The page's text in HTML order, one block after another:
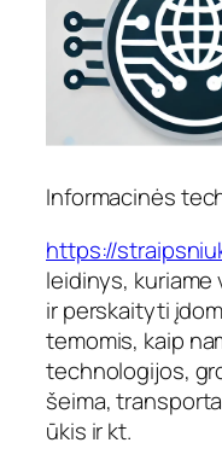
Informacinės
https://
leidinys,
ir perskaityti
temomis, kaip
technologijos,
šeima,
ūkis ir kt.